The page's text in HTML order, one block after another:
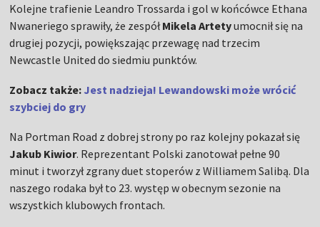
Kolejne trafienie Leandro Trossarda i gol w końcówce Ethana
Nwaneriego sprawiły, że zespółMikela Artetyumocnił się na
drugiej pozycji, powiększając przewagę nad trzecim
Newcastle United do siedmiu punktów.
Zobacz także: Jest nadzieja! Lewandowski może wrócić
szybciej do gry
Na Portman Road z dobrej strony po raz kolejny pokazał się
Jakub Kiwior. Reprezentant Polski zanotował pełne 90
minut i tworzył zgrany duet stoperów z Williamem Salibą. Dla
naszego rodaka był to 23. występ w obecnym sezonie na
wszystkich klubowych frontach.